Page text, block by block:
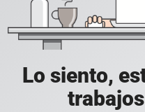
Lo siento,